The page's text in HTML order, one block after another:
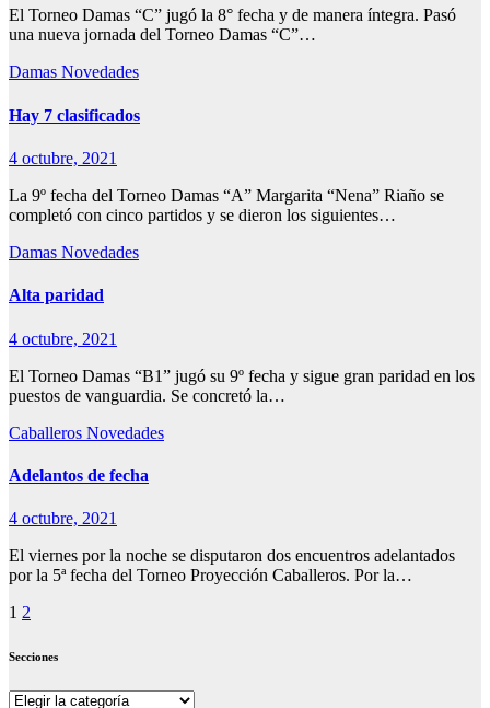
El Torneo Damas “C” jugó la 8° fecha y de manera íntegra. Pasó
una nueva jornada del Torneo Damas “C”…
Damas Novedades
Hay 7 clasificados
4 octubre, 2021
La 9º fecha del Torneo Damas “A” Margarita “Nena” Riaño se
completó con cinco partidos y se dieron los siguientes…
Damas Novedades
Alta paridad
4 octubre, 2021
El Torneo Damas “B1” jugó su 9º fecha y sigue gran paridad en los
puestos de vanguardia. Se concretó la…
Caballeros Novedades
Adelantos de fecha
4 octubre, 2021
El viernes por la noche se disputaron dos encuentros adelantados
por la 5ª fecha del Torneo Proyección Caballeros. Por la…
Paginación
de
1 2
Secciones
Secciones